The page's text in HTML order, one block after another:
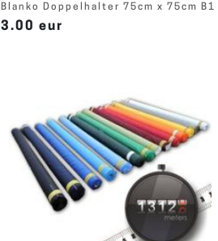
Blanko Doppelhalter 75cm x 75cm B1
3.00 eur